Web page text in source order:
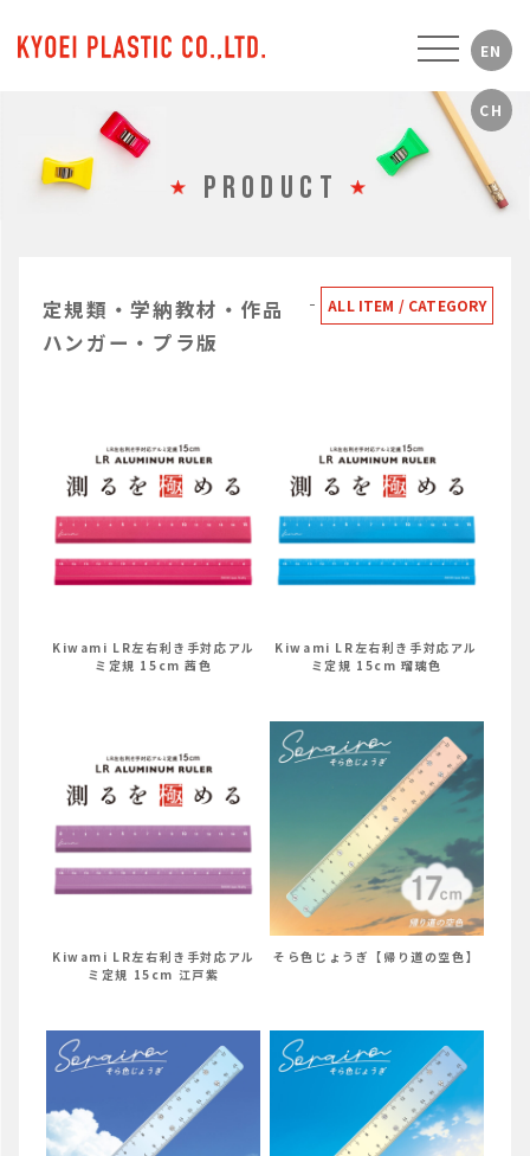
PRODUCT
定規類・学納教材・作品
ハンガー・プラ版
ALL ITEM / CATEGORY
Kiwami LR左右利き手対応アル
ミ定規 15cm 茜色
Kiwami LR左右利き手対応アル
ミ定規 15cm 瑠璃色
Kiwami LR左右利き手対応アル
ミ定規 15cm 江戸紫
そら色じょうぎ【帰り道の空色】